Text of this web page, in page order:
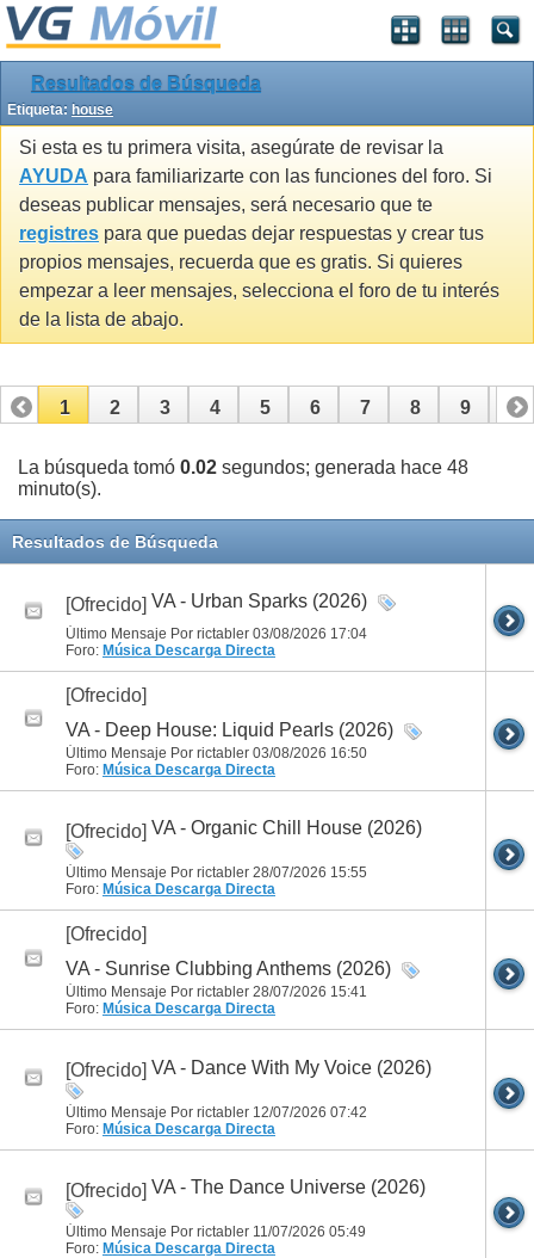
Resultados de Búsqueda
Etiqueta: house
Si esta es tu primera visita, asegúrate de revisar la
AYUDA para familiarizarte con las funciones del foro. Si
deseas publicar mensajes, será necesario que te
registres para que puedas dejar respuestas y crear tus
propios mensajes, recuerda que es gratis. Si quieres
empezar a leer mensajes, selecciona el foro de tu interés
de la lista de abajo.
1 2 3 4 5 6 7 8 9 10
11 12 13 14
La búsqueda tomó 0.02 segundos; generada hace 48
minuto(s).
Resultados de Búsqueda
[Ofrecido] VA - Urban Sparks (2026)
Último Mensaje Por rictabler 03/08/2026 17:04
Foro: Música Descarga Directa
[Ofrecido]
VA - Deep House: Liquid Pearls (2026)
Último Mensaje Por rictabler 03/08/2026 16:50
Foro: Música Descarga Directa
[Ofrecido] VA - Organic Chill House (2026)
Último Mensaje Por rictabler 28/07/2026 15:55
Foro: Música Descarga Directa
[Ofrecido]
VA - Sunrise Clubbing Anthems (2026)
Último Mensaje Por rictabler 28/07/2026 15:41
Foro: Música Descarga Directa
[Ofrecido] VA - Dance With My Voice (2026)
Último Mensaje Por rictabler 12/07/2026 07:42
Foro: Música Descarga Directa
[Ofrecido] VA - The Dance Universe (2026)
Último Mensaje Por rictabler 11/07/2026 05:49
Foro: Música Descarga Directa